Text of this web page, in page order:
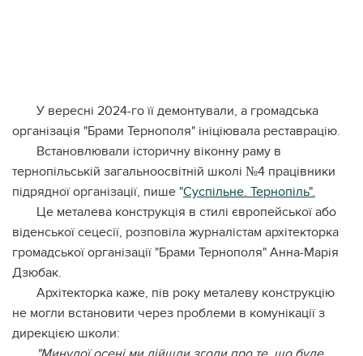
У вересні 2024-го її демонтували, а громадська
організація "Брами Тернополя" ініціювала реставрацію.
Встановлювали історичну віконну раму в
тернопільській загальноосвітній школі №4 працівники
підрядної організації, пише "Суспільне. Тернопіль".
Це металева конструкція в стилі європейської або
віденської сецесії, розповіла журналістам архітекторка
громадської організації "Брами Тернополя" Анна-Марія
Дзюбак.
Архітекторка каже, пів року металеву конструкцію
не могли встановити через проблеми в комунікації з
дирекцією школи: